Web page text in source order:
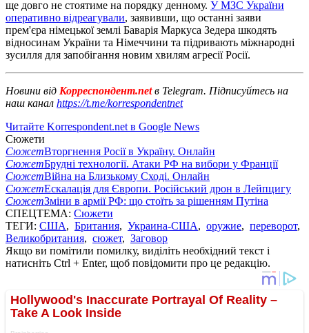
ще довго не стоятиме на порядку денному. У МЗС України
оперативно відреагували, заявивши, що останні заяви
прем'єра німецької землі Баварія Маркуса Зедера шкодять
відносинам України та Німеччини та підривають міжнародні
зусилля для запобігання новим хвилям агресії Росії.
Новини від Корреспондент.netв Telegram. Підписуйтесь на
наш канал https://t.me/korrespondentnet
Читайте Korrespondent.net в Google News
Сюжети
СюжетВторгнення Росії в Україну. Онлайн
СюжетБрудні технології. Атаки РФ на вибори у Франції
СюжетВійна на Близькому Сході. Онлайн
СюжетЕскалація для Європи. Російський дрон в Лейпцигу
СюжетЗміни в армії РФ: що стоїть за рішенням Путіна
СПЕЦТЕМА: Сюжети
ТЕГИ: США, Британия, Украина-США, оружие, переворот,
Великобритания, сюжет, Заговор
Якщо ви помітили помилку, виділіть необхідний текст і
натисніть Ctrl + Enter, щоб повідомити про це редакцію.